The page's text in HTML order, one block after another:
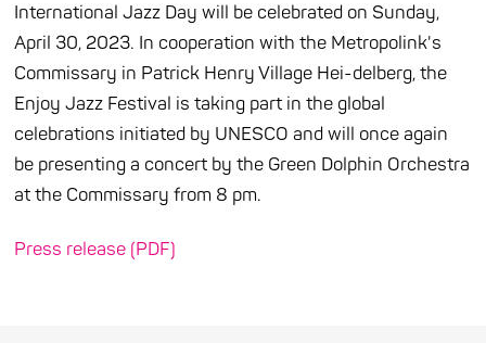
International Jazz Day will be celebrated on Sunday,
April 30, 2023. In cooperation with the Metropolink's
Commissary in Patrick Henry Village Hei-delberg, the
Enjoy Jazz Festival is taking part in the global
celebrations initiated by UNESCO and will once again
be presenting a concert by the Green Dolphin Orchestra
at the Commissary from 8 pm.
Press release (PDF)